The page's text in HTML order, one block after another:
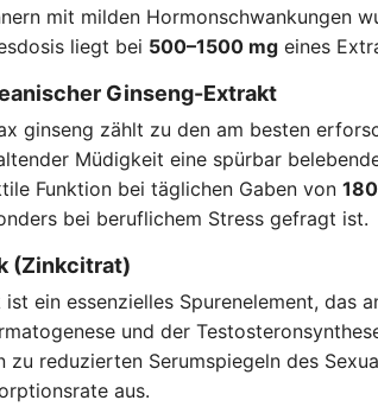
mit milden Hormonschwankungen
liegt bei 500–1500 mg eines
Ginseng-Extrakt
ginseng zählt zu den am besten
Müdigkeit eine spürbar
Funktion bei täglichen Gaben von
bei beruflichem Stress gefragt ist.
(Zinkcitrat)
ist ein essenzielles Spurenelement, das
und der
zu reduzierten Serumspiegeln des
aus.